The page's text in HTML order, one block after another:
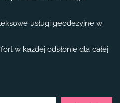
usługi geodezyjne w
w każdej odsłonie dla całej